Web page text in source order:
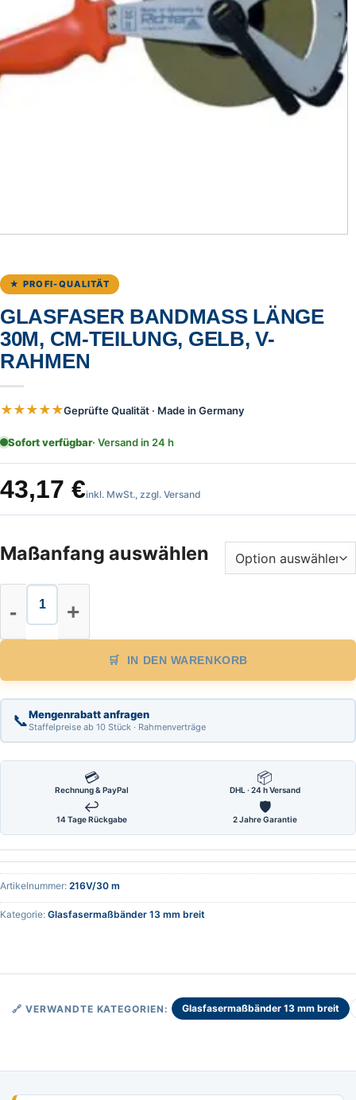
★ PROFI-QUALITÄT
GLASFASER BANDMASS LÄNGE 3
0M, CM-TEILUNG, GELB, V-R
AHMEN
★★★★★Geprüfte Qualität · Made in Germany
Sofort verfügbar· Versand in 24 h
43,17 €inkl. MwSt., zzgl. Versand
Maßanfang auswählen
Glasfaser Bandmaß Länge 30m,
IN DEN WARENKORB
📞Mengenrabatt anfragen
Staffelpreise ab 10 Stück · Rahmenverträge
💳
Rechnung & PayPal
📦
DHL · 24 h Versand
↩
14 Tage Rückgabe
🛡
2 Jahre Garantie
Artikelnummer: 216V/30 m
Kategorie: Glasfasermaßbänder 13 mm breit
🔗 VERWANDTE KATEGORIEN: Glasfasermaßbänder 13 mm breit